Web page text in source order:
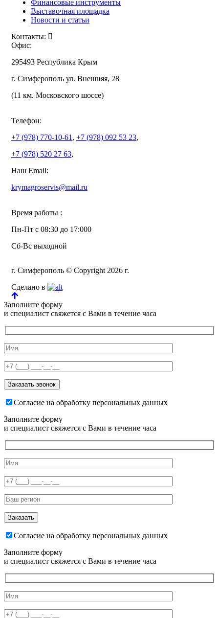
Финансовые инструменты
Выставочная площадка
Новости и статьи
Контакты:
Офис:
295493 Республика Крым
г. Симферополь ул. Внешняя, 28
(11 км. Московского шоссе)
Телефон:
+7 (978) 770-10-61 , +7 (978) 092 53 23,
+7 (978) 520 27 63,
Наш Email:
krymagroservis@mail.ru
Время работы :
Пн-Пт с 08:30 до 17:000
Сб-Вс выходной
г. Симферополь © Copyright 2026 г.
Сделано в
Заполните форму
и специалист свяжется с Вами в течение часа
Согласие на обработку персональных данных
Заполните форму
и специалист свяжется с Вами в течение часа
Согласие на обработку персональных данных
Заполните форму
и специалист свяжется с Вами в течение часа